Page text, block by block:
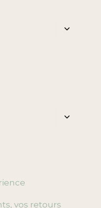
Ouvrir/
Ouvrir/
vos retours